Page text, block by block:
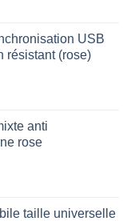
USB
résistant (rose)
anti
rose
taille universelle